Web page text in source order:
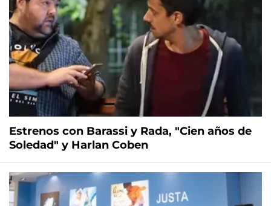
Estrenos con Barassi y Rada, "Cien años de
Soledad" y Harlan Coben